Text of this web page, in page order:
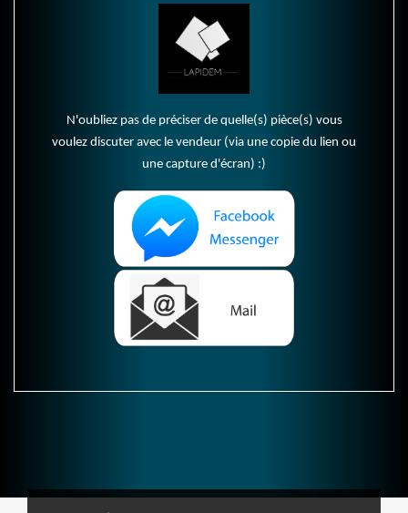
N'oubliez pas de préciser de quelle(s) pièce(s) vous
voulez discuter avec le vendeur (via une copie du lien ou
une capture d'écran) :)